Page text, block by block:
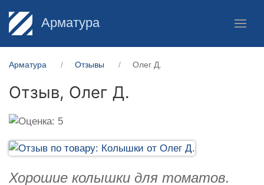
Арматура
Арматура Отзывы Олег Д.
Отзыв, Олег Д.
Хорошие колышки для томатов.